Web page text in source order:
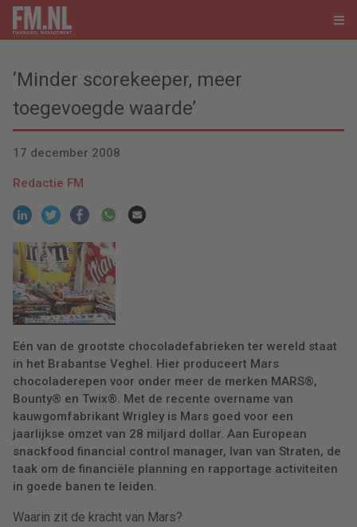
‘Minder scorekeeper, meer
toegevoegde waarde’
17 december 2008
Redactie FM
Eén van de grootste chocoladefabrieken ter wereld staat
in het Brabantse Veghel. Hier produceert Mars
chocoladerepen voor onder meer de merken MARS®,
Bounty® en Twix®. Met de recente overname van
kauwgomfabrikant Wrigley is Mars goed voor een
jaarlijkse omzet van 28 miljard dollar. Aan European
snackfood financial control manager, Ivan van Straten, de
taak om de financiële planning en rapportage activiteiten
in goede banen te leiden.
Waarin zit de kracht van Mars?